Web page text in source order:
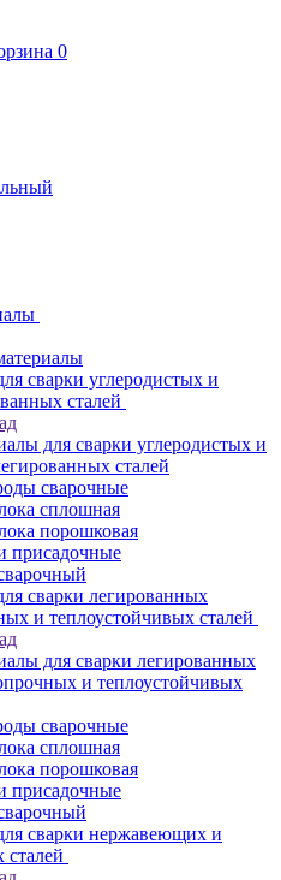
0
сварки углеродистых и
сталей
для сварки углеродистых и
сталей
сварочные
сплошная
порошковая
присадочные
сварки легированных
и теплоустойчивых сталей
для сварки легированных
и теплоустойчивых
сварочные
сплошная
порошковая
присадочные
сварки нержавеющих и
сталей